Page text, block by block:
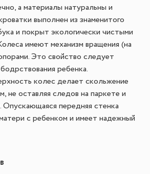
а материалы натуральны и
выполнен из знаменитого
и покрыт экологически чистыми
имеют механизм вращения (на
Это свойство следует
ребенка.
колес делает скольжение
не оставляя следов на паркете и
Опускающаяся передняя стенка
с ребенком и имеет надежный